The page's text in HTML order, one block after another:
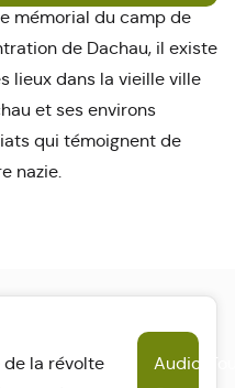
mémorial du camp de
de Dachau, il existe
lieux dans la vieille ville
et ses environs
qui témoignent de
nazie.
de la révolte
Audio-